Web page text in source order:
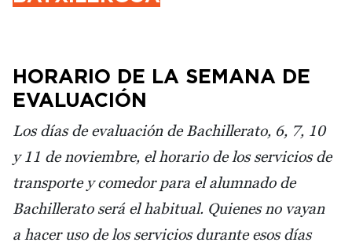
HORARIO DE LA SEMANA DE
EVALUACIÓN
Los días de evaluación de Bachillerato, 6, 7, 10
y 11 de noviembre, el horario de los servicios de
transporte y comedor para el alumnado de
Bachillerato será el habitual. Quienes no vayan
a hacer uso de los servicios durante esos días